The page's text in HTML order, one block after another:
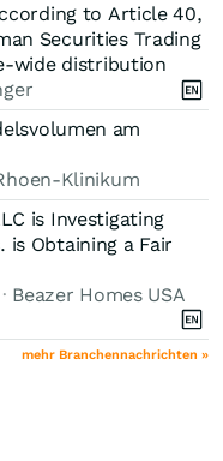
to Article 40,
Securities Trading
wide distribution
am
Klinikum
is Investigating
is Obtaining a Fair
Beazer Homes USA
mehr Branchennachrichten »